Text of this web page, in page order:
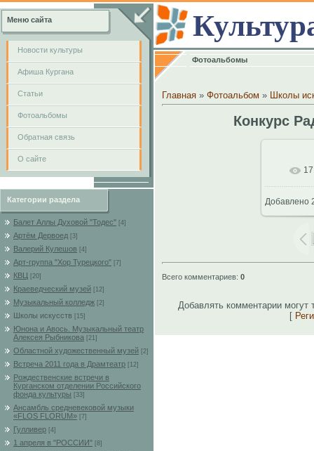
Меню сайта
Новости культуры
Афиша Кургана
Cтатьи
Фотоальбомы
Обратная связь
О сайте
Категории раздела
Балет Аллы Духовой "Тодес" [4]
Артём Дервоед [3]
Валерий Кулешов [4]
Арт-группа "Хор Турецкого" [7]
КВЦ [20]
Краеведческий музей [12]
Музыкальный колледж [2]
Школы искусств [15]
Юнона и Авось. Музыкальный театр
Алексея Рыбникова
[21]
Областной художественный музей [2]
Встреча 2011 года в Драмтеатр [12]
Рождественские встречи в
Курганском отделении Российского
фонда культуры
[33]
Ансамбль средневековой музыки
«FLOS FLORUM» [7]
Гулливер [4]
1 апреля в "РОССИИ" [8]
Фотоальбомы
Главная » Фотоальбом » Школы
Конкурс
В
Добавлено
Всего комментариев: 0
Добавлять комментарии могут
[